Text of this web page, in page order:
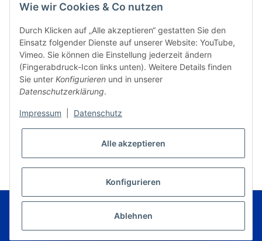
Wie wir Cookies & Co nutzen
Durch Klicken auf „Alle akzeptieren“ gestatten Sie den
Einsatz folgender Dienste auf unserer Website: YouTube,
Vimeo. Sie können die Einstellung jederzeit ändern
(Fingerabdruck-Icon links unten). Weitere Details finden
Sie unter Konfigurieren und in unserer
Datenschutzerklärung.
Impressum Datenschutz
Alle akzeptieren
Konfigurieren
Ablehnen
* Alle Preise inkl. gesetzlicher USt., zzgl.
VERTRAG WIDERRUFEN
© Music Service Geiger e.K. - Kronach - Germany
JTL-Shop|FIRE JTL-Shop Template